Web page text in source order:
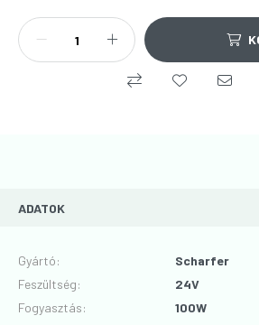
ADATOK
Gyártó:
Scharfer
Feszültség:
24V
Fogyasztás:
100W